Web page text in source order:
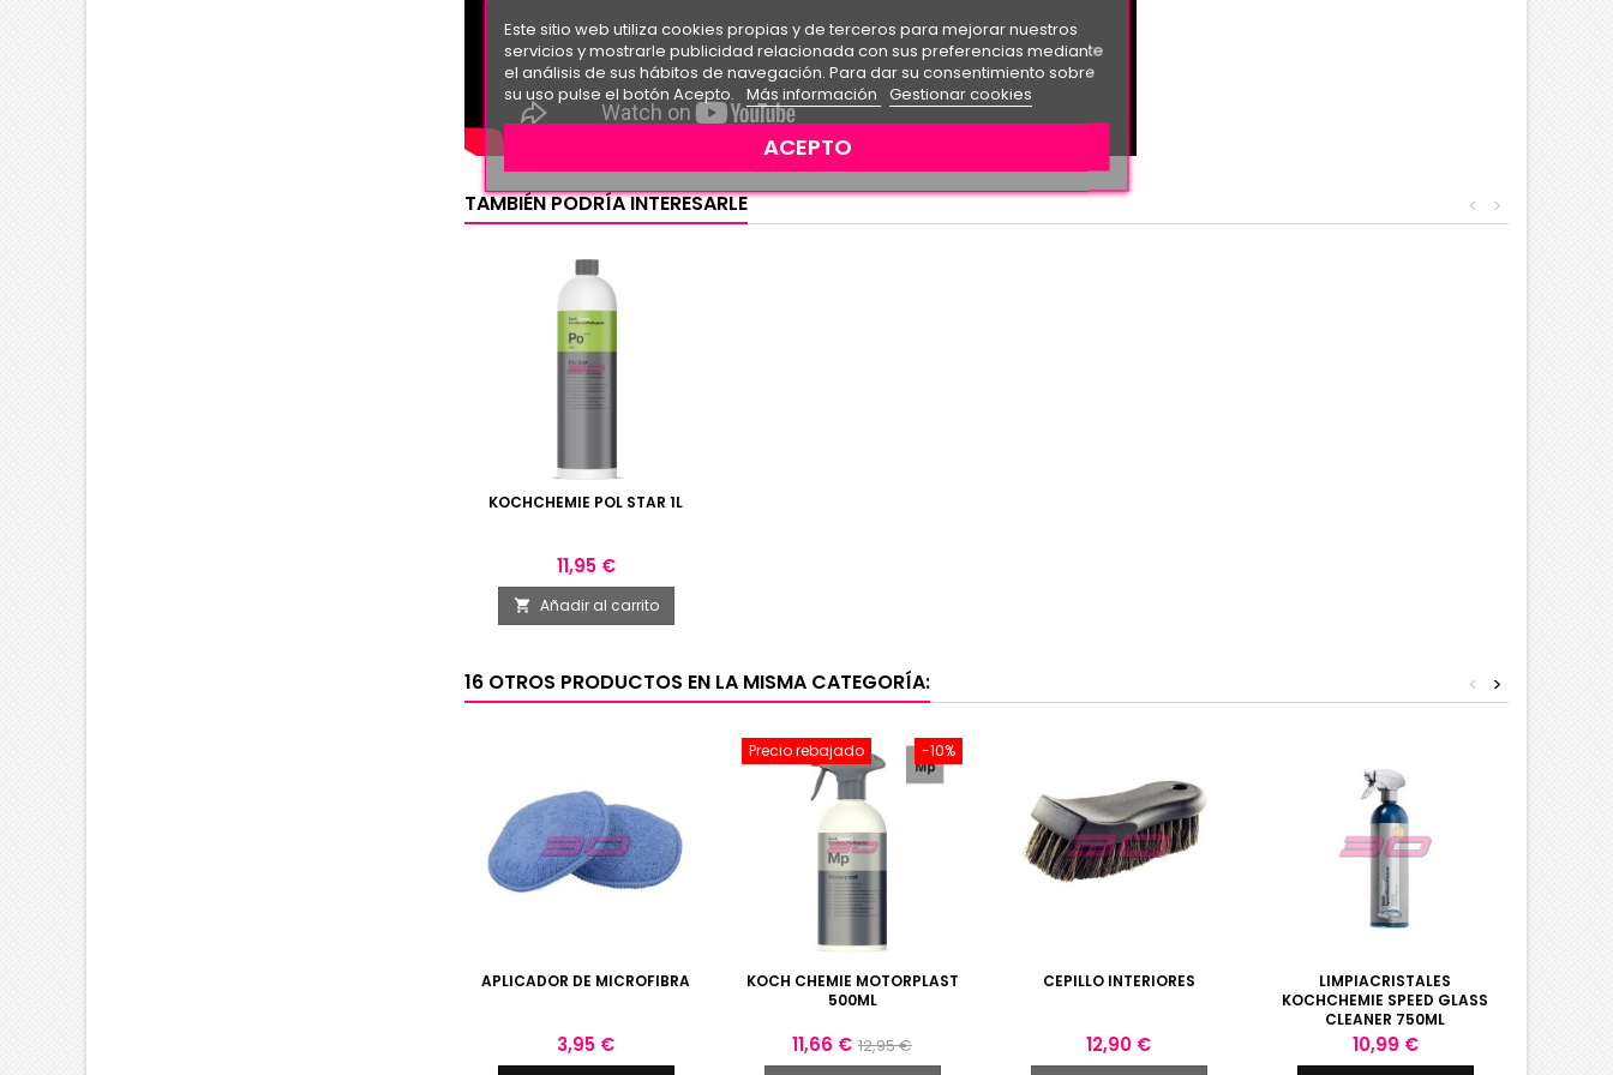
TAMBIÉN PODRÍA INTERESARLE >
<
KOCHCHEMIE POL STAR 1L
Precio
11,95 €
 Añadir al carrito
16 OTROS PRODUCTOS EN LA MISMA CATEGORÍA: >
<
APLICADOR DE MICROFIBRA
Precio
3,95 €
-10%
Precio rebajado
KOCH CHEMIE MOTORPLAST
500ML
Precio
11,66 € Precio
12,95 €
CEPILLO INTERIORES
Precio
12,90 €
LIMPIACRISTALES
KOCHCHEMIE SPEED GLASS
CLEANER 750ML
Precio
10,99 €
Este sitio web utiliza cookies propias y de terceros para mejorar nuestros
servicios y mostrarle publicidad relacionada con sus preferencias mediante
el análisis de sus hábitos de navegación. Para dar su consentimiento sobre
su uso pulse el botón Acepto. Más información Gestionar cookies
ACEPTO